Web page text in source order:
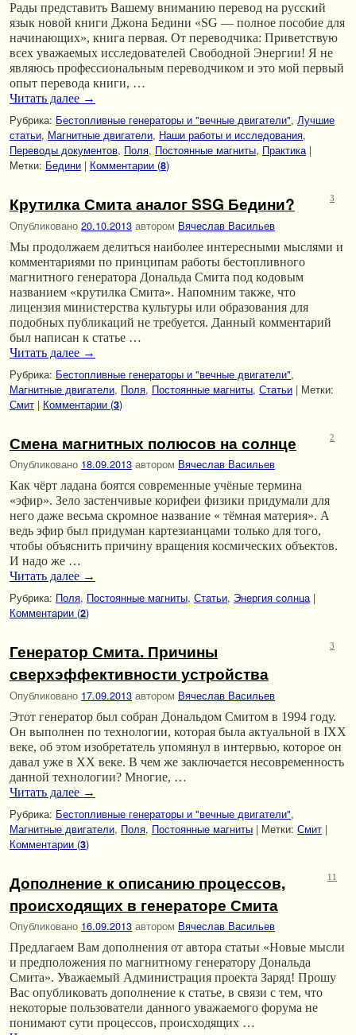
Рады представить Вашему вниманию перевод на русский
язык новой книги Джона Бедини «SG — полное пособие для
начинающих», книга первая. От переводчика: Приветствую
всех уважаемых исследователей Свободной Энергии! Я не
являюсь профессиональным переводчиком и это мой первый
опыт перевода книги, …
Читать далее →
Рубрика: Бестопливные генераторы и "вечные двигатели", Лучшие
статьи, Магнитные двигатели, Наши работы и исследования,
Переводы документов, Поля, Постоянные магниты, Практика |
Метки: Бедини | Комментарии (8)
Крутилка Смита аналог SSG Бедини?
Опубликовано 20.10.2013 автором Вячеслав Васильев
3
Мы продолжаем делиться наиболее интересными мыслями и
комментариями по принципам работы бестопливного
магнитного генератора Дональда Смита под кодовым
названием «крутилка Смита». Напомним также, что
лицензия министерства культуры или образования для
подобных публикаций не требуется. Данный комментарий
был написан к статье …
Читать далее →
Рубрика: Бестопливные генераторы и "вечные двигатели",
Магнитные двигатели, Поля, Постоянные магниты, Статьи | Метки:
Смит | Комментарии (3)
Смена магнитных полюсов на солнце
Опубликовано 18.09.2013 автором Вячеслав Васильев
2
Как чёрт ладана боятся современные учёные термина
«эфир». Зело застенчивые корифеи физики придумали для
него даже весьма скромное название « тёмная материя». А
ведь эфир был придуман картезианцами только для того,
чтобы объяснить причину вращения космических объектов.
И надо же …
Читать далее →
Рубрика: Поля, Постоянные магниты, Статьи, Энергия солнца |
Комментарии (2)
Генератор Смита. Причины
сверхэффективности устройства
Опубликовано 17.09.2013 автором Вячеслав Васильев
3
Этот генератор был собран Дональдом Смитом в 1994 году.
Он выполнен по технологии, которая была актуальной в IXX
веке, об этом изобретатель упомянул в интервью, которое он
давал уже в XX веке. В чем же заключается несовременность
данной технологии? Многие, …
Читать далее →
Рубрика: Бестопливные генераторы и "вечные двигатели",
Магнитные двигатели, Поля, Постоянные магниты | Метки: Смит |
Комментарии (3)
Дополнение к описанию процессов,
происходящих в генераторе Смита
Опубликовано 16.09.2013 автором Вячеслав Васильев
11
Предлагаем Вам дополнения от автора статьи «Новые мысли
и предположения по магнитному генератору Дональда
Смита». Уважаемый Администрация проекта Заряд! Прошу
Вас опубликовать дополнение к статье, в связи с тем, что
некоторые пользователи данного уважаемого форума не
понимают сути процессов, происходящих …